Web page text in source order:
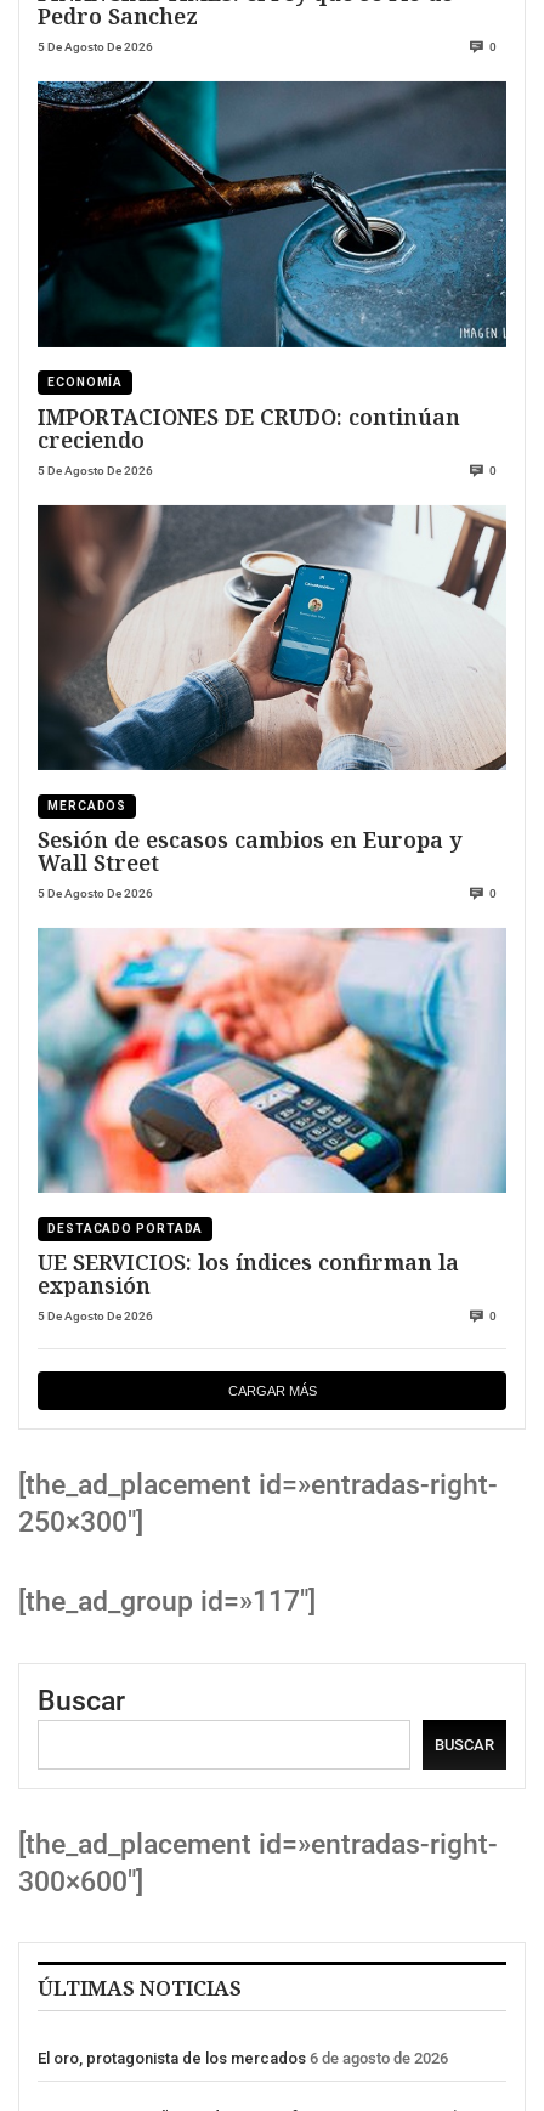
Pedro Sanchez
5 De Agosto De 2026 0
ECONOMÍA
IMPORTACIONES DE CRUDO: continúan
creciendo
5 De Agosto De 2026 0
MERCADOS
Sesión de escasos cambios en Europa y
Wall Street
5 De Agosto De 2026 0
DESTACADO PORTADA
UE SERVICIOS: los índices confirman la
expansión
5 De Agosto De 2026 0
CARGAR MÁS
[the_ad_placement id=»entradas-right-
250×300″]
[the_ad_group id=»117″]
Buscar
BUSCAR
[the_ad_placement id=»entradas-right-
300×600″]
ÚLTIMAS NOTICIAS
El oro, protagonista de los mercados 6 de agosto de 2026